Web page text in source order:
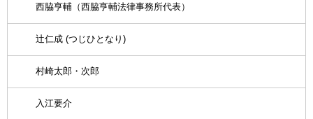
西脇亨輔（西脇亨輔法律事務所代表）
辻仁成 (つじひとなり)
村崎太郎・次郎
入江要介